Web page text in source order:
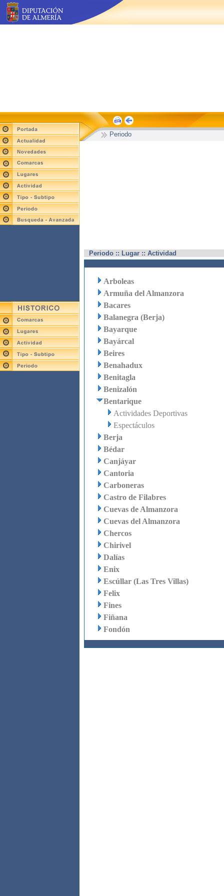
Periodo
Periodo :: Lugar :: Actividad
Arboleas
Armuña del Almanzora
Bacares
Balanegra (Berja)
Bayarque
Bayárcal
Beires
Benahadux
Benitagla
Benizalón
Bentarique
Actividades Deportivas
Espectáculos
Berja
Bédar
Canjáyar
Cantoria
Carboneras
Castro de Filabres
Cuevas de Almanzora
Cuevas del Almanzora
Chercos
Chirivel
Dalías
Enix
Escúllar (Las Tres Villas)
Felix
Fines
Fiñana
Fondón